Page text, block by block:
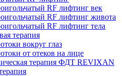
RF лифтинг век
RF лифтинг живота
RF лифтинг тела
терапия
вокруг глаз
от отеков на лице
терапия ФДТ REVIXAN